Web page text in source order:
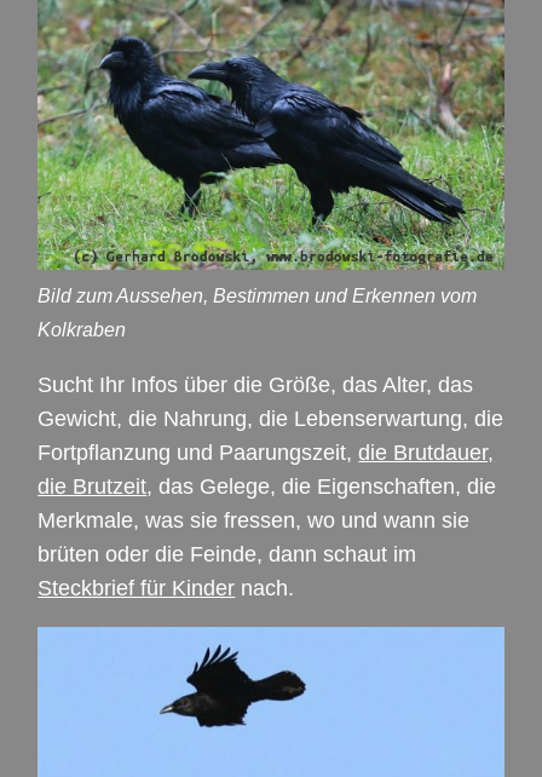
Bild zum Aussehen, Bestimmen und Erkennen vom
Kolkraben
Sucht Ihr Infos über die Größe, das Alter, das
Gewicht, die Nahrung, die Lebenserwartung, die
Fortpflanzung und Paarungszeit,die Brutdauer,
die Brutzeit, das Gelege, die Eigenschaften, die
Merkmale, was sie fressen, wo und wann sie
brüten oder die Feinde, dann schaut im
Steckbrief für Kinder nach.